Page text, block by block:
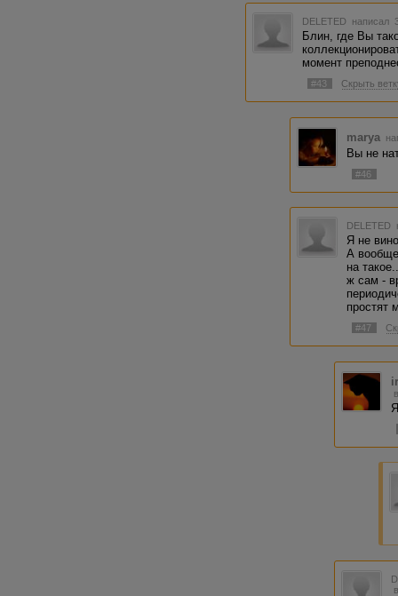
DELETED написал
Блин, где Вы
момент
#43 Скрыть
marya
Вы не
#46
DELETED
Я не
А
на
ж сам -
простят
#47